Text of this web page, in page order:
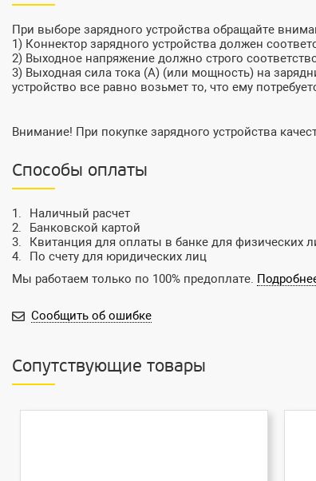
При выборе зарядного устройства обращайте
1) Коннектор зарядного устройства должен
2) Выходное напряжение должно строго
3) Выходная сила тока (А) (или мощность) на
устройство все равно возьмет то, что ему
Внимание! При покупке зарядного устройства
Способы оплаты
Наличный расчет
Банковской картой
Квитанция для оплаты в банке для физических
По счету для юридических лиц
Мы работаем только по 100% предоплате.
Сообщить об ошибке
Сопутствующие товары